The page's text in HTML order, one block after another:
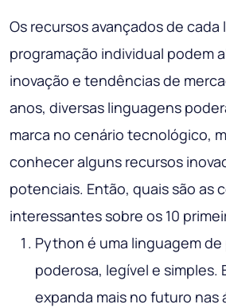
Os recursos avançados de cada
programação individual podem
inovação e tendências de
anos, diversas linguagens
marca no cenário tecnológico,
conhecer alguns recursos
potenciais. Então, quais são as
interessantes sobre os 10
Python é uma linguagem
poderosa, legível e simples.
expanda mais no futuro nas